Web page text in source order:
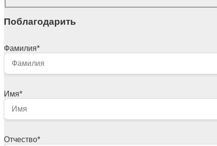
Поблагодарить
Фамилия*
Имя*
Отчество*